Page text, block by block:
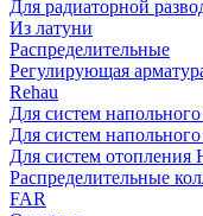
Для радиаторной
Из латуни
Распределительные
Регулирующая
Rehau
Для систем
Для систем
Для систем отопления
Распределительные
FAR